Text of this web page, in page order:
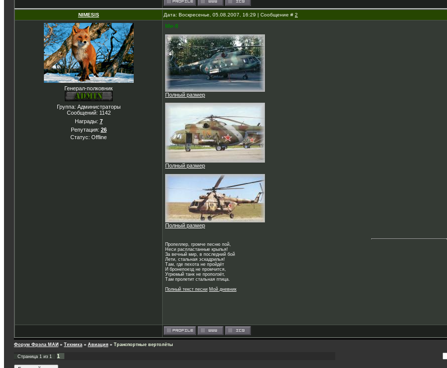
NIMESIS Дата: Воскресенье, 05.08.2007, 16:29 | Сообщение # 2
Генерал-полковник
Группа: Администраторы
Сообщений: 1142
Награды: 7
Репутация: 26
Статус: Offline
Ми-8
Полный размер
Полный размер
Полный размер
Пропеллер, громче песню пой,
Неси распластанные крылья!
За вечный мир, в последний бой
Лети, стальная эскадрилья!
Там, где пехота не пройдёт
И бронепоезд не промчится,
Угрюмый танк не проползёт,
Там пролетит стальная птица.
Полный текст песни Мой дневник
Форум Фрэла МАИ » Техника » Авиация » Транспортные вертолёты
Страница 1 из 1
1